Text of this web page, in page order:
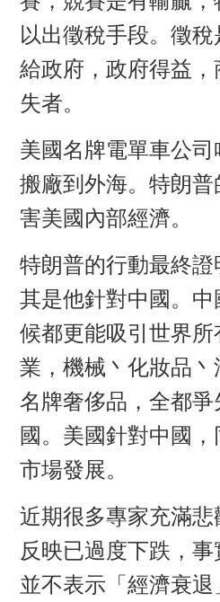
以出徵稅手段。徵稅
給政府，政府得益
失者。
美國名牌電單車公
搬廠到外海。特朗
害美國內部經濟。
特朗普的行動最終
其是他針對中國。
候都更能吸引世界
業，機械丶化妝品丶
名牌奢侈品，全都
國。美國針對中國
市場發展。
近期很多專家充滿
反映已過度下跌，事
並不表示「經濟衰